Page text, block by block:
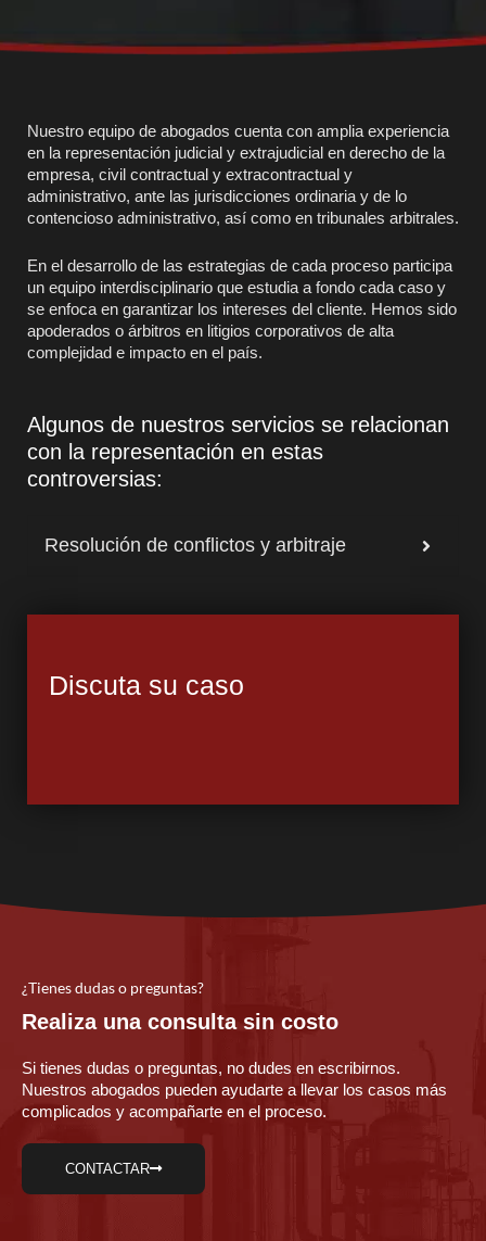
Nuestro equipo de abogados cuenta con amplia experiencia
en la representación judicial y extrajudicial en derecho de la
empresa, civil contractual y extracontractual y
administrativo, ante las jurisdicciones ordinaria y de lo
contencioso administrativo, así como en tribunales arbitrales.
En el desarrollo de las estrategias de cada proceso participa
un equipo interdisciplinario que estudia a fondo cada caso y
se enfoca en garantizar los intereses del cliente. Hemos sido
apoderados o árbitros en litigios corporativos de alta
complejidad e impacto en el país.
Algunos de nuestros servicios se relacionan
con la representación en estas
controversias:
Resolución de conflictos y arbitraje
Discuta su caso
¿Tienes dudas o preguntas?
Realiza una consulta sin costo
Si tienes dudas o preguntas, no dudes en escribirnos.
Nuestros abogados pueden ayudarte a llevar los casos más
complicados y acompañarte en el proceso.
CONTACTAR